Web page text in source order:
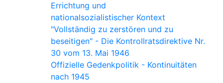
Errichtung und
nationalsozialistischer Kontext
"Vollständig zu zerstören und zu
beseitigen" - Die Kontrollratsdirektive Nr.
30 vom 13. Mai 1946
Offizielle Gedenkpolitik - Kontinuitäten
nach 1945